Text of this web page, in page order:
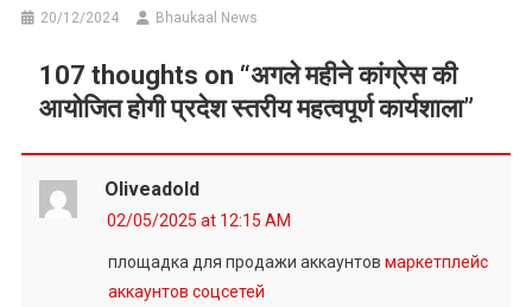
20/12/2024 Bhaukaal News
107 thoughts on “अगले महीने कांग्रेस की
आयोजित होगी प्रदेश स्तरीय महत्वपूर्ण कार्यशाला”
Oliveadold
02/05/2025 at 12:15 AM
площадка для продажи аккаунтов маркетплейс
аккаунтов соцсетей